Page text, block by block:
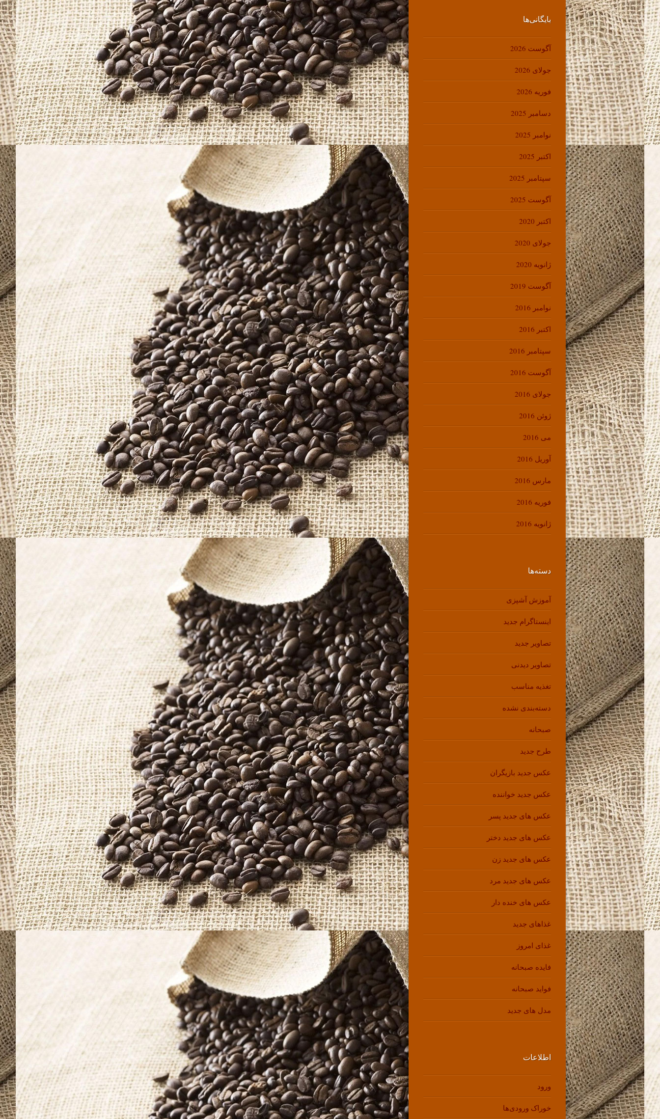
بایگانی‌ها
آگوست 2026
جولای 2026
فوریه 2026
دسامبر 2025
نوامبر 2025
اکتبر 2025
سپتامبر 2025
آگوست 2025
اکتبر 2020
جولای 2020
ژانویه 2020
آگوست 2019
نوامبر 2016
اکتبر 2016
سپتامبر 2016
آگوست 2016
جولای 2016
ژوئن 2016
می 2016
آوریل 2016
مارس 2016
فوریه 2016
ژانویه 2016
دسته‌ها
آموزش آشپزی
اینستاگرام جدید
تصاویر جدید
تصاویر دیدنی
تغذیه مناسب
دسته‌بندی نشده
صبحانه
طرح جدید
عکس جدید بازیگران
عکس جدید خواننده
عکس های جدید پسر
عکس های جدید دختر
عکس های جدید زن
عکس های جدید مرد
عکس های خنده دار
غذاهای جدید
غذای امروز
فایده صبحانه
فواید صبحانه
مدل های جدید
اطلاعات
ورود
خوراک ورودی‌ها